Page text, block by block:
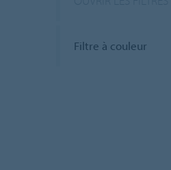
Filtre à couleur